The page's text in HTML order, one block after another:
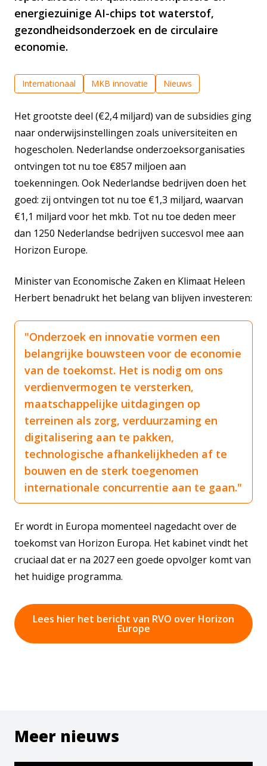
energiezuinige AI-chips tot waterstof,
gezondheidsonderzoek en de circulaire
economie.
Internationaal MKB innovatie Nieuws
Het grootste deel (€2,4 miljard) van de subsidies ging
naar onderwijsinstellingen zoals universiteiten en
hogescholen. Nederlandse onderzoeksorganisaties
ontvingen tot nu toe €857 miljoen aan
toekenningen. Ook Nederlandse bedrijven doen het
goed: zij ontvingen tot nu toe €1,3 miljard, waarvan
€1,1 miljard voor het mkb. Tot nu toe deden meer
dan 1250 Nederlandse bedrijven succesvol mee aan
Horizon Europe.
Minister van Economische Zaken en Klimaat Heleen
Herbert benadrukt het belang van blijven investeren:
"Onderzoek en innovatie vormen een
belangrijke bouwsteen voor de economie
van de toekomst. Het is nodig om ons
verdienvermogen te versterken,
maatschappelijke uitdagingen op
terreinen als zorg, verduurzaming en
digitalisering aan te pakken,
technologische afhankelijkheden af te
bouwen en de sterk toegenomen
internationale concurrentie aan te gaan."
Er wordt in Europa momenteel nagedacht over de
toekomst van Horizon Europa. Het kabinet vindt het
cruciaal dat er na 2027 een goede opvolger komt van
het huidige programma.
Lees hier het bericht van RVO over Horizon
Europe
Meer nieuws